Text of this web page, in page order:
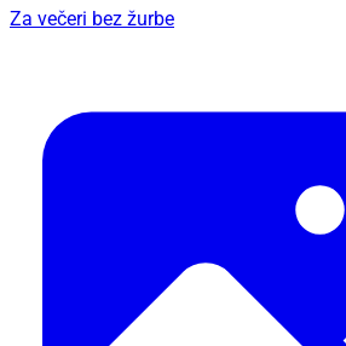
Za večeri bez žurbe